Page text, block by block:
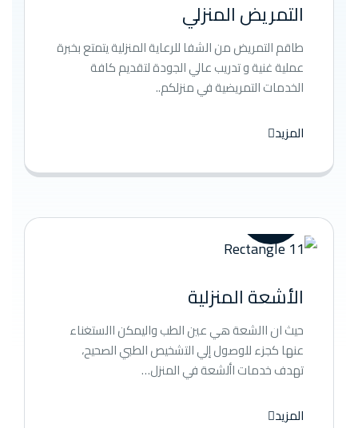
التمريض المنزلي
طاقم التمريض من الشفا للرعاية المنزلية يتمتع بخبرة
عملية غنية و تدريب عالي الجودة لتقديم كافة
الخدمات التمريضية في منزلكم..
المزيد
الأشعة المنزلية
حيث ان االشعة هي عين الطب واليمكن االستغناء
عنها كجزء للوصول إلي التشخيص الطبي الصحيح،
تهدف خدمات األشعة في المنزل…
المزيد